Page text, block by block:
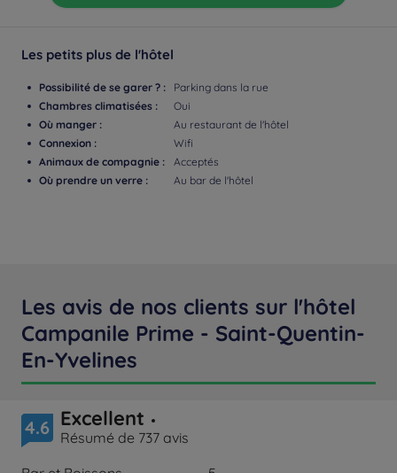
Les petits plus de l'hôtel
Possibilité de se garer ? :
Parking dans la rue
Chambres climatisées :
Oui
Où manger :
Au restaurant de l'hôtel
Connexion :
Wifi
Animaux de compagnie :
Acceptés
Où prendre un verre :
Au bar de l'hôtel
Les avis de nos clients sur l'hôtel
Campanile Prime - Saint-Quentin-
En-Yvelines
4.6 Excellent
Résumé de 737 avis